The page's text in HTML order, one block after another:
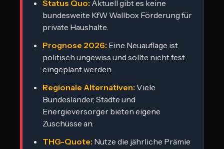
Status Quo: Aktuell gibt es keine
bundesweite KfW Wallbox Förderung für
private Haushalte.
Prognose 2026: Eine Neuauflage ist
politisch ungewiss und sollte nicht fest
eingeplant werden.
Regionale Alternativen: Viele
Bundesländer, Städte und
Energieversorger bieten eigene
Zuschüsse an.
THG-Quote: Nutze die jährliche Prämie